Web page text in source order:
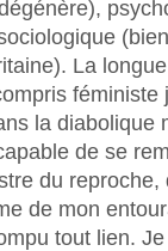
La
féministe
la diabolique
de se
du
de mon
tout lien.